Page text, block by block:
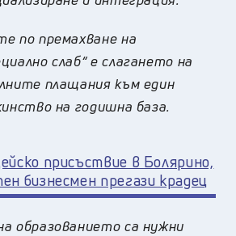
по премахване на
слаб“ е слагането на
плащания към един
на годишна база.
присъствие в Болярино,
бизнесмен прегази крадец
образованието са нужни